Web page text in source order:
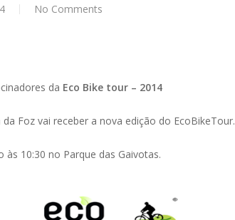
No Comments
da Eco Bike tour – 2014
Foz vai receber a nova edição do EcoBikeTour.
10:30 no Parque das Gaivotas.